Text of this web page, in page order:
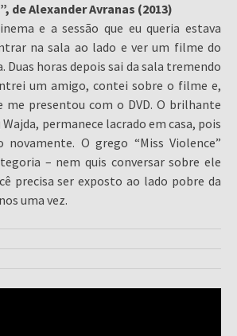
de Alexander Avranas (2013)
e a sessão que eu queria estava
na sala ao lado e ver um filme do
Duas horas depois sai da sala tremendo
um amigo, contei sobre o filme e,
me presentou com o DVD. O brilhante
Wajda, permanece lacrado em casa, pois
novamente. O grego “Miss Violence”
– nem quis conversar sobre ele
precisa ser exposto ao lado pobre da
uma vez.